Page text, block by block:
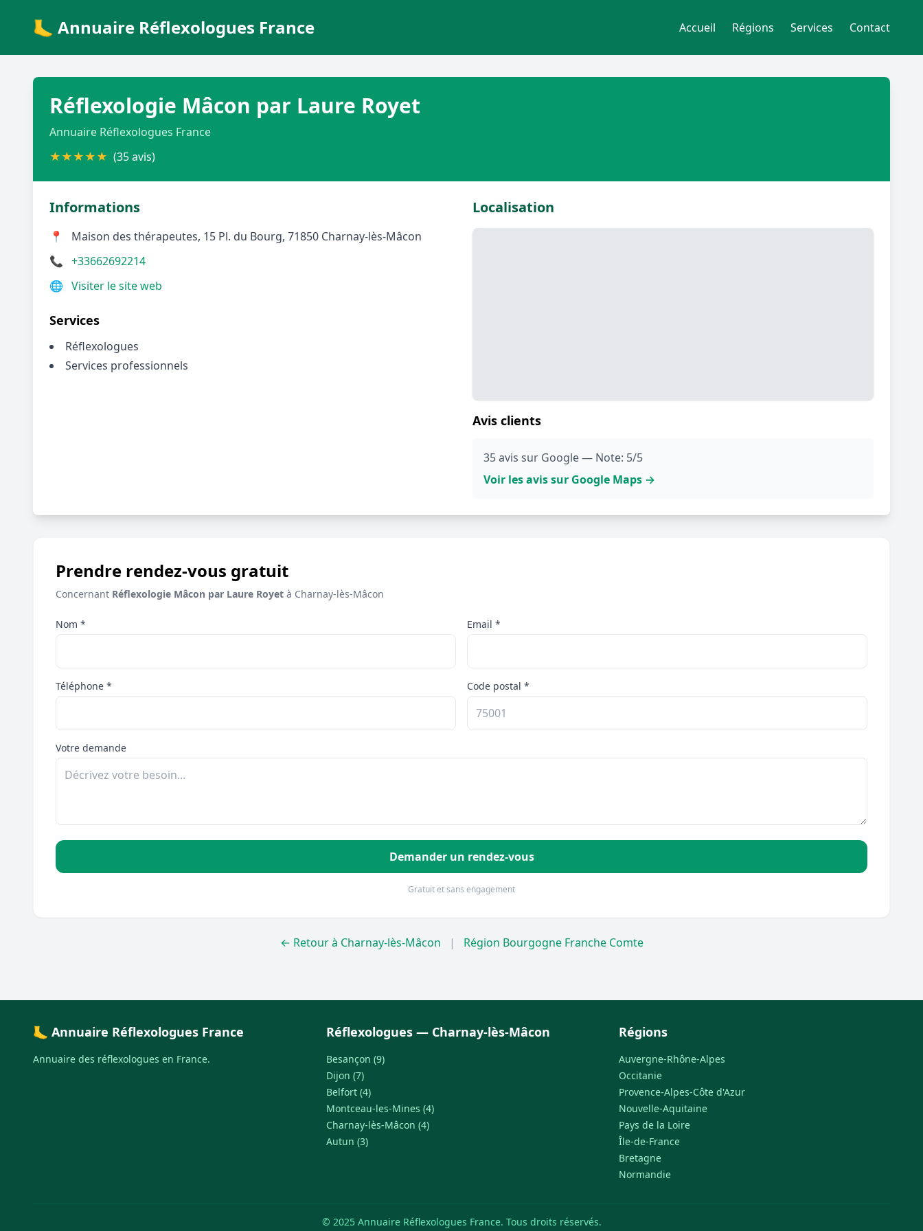
🦶 Annuaire Réflexologues France Accueil Régions Services Contact
Réflexologie Mâcon par Laure Royet
Annuaire Réflexologues France
★★★★★ (35 avis)
Informations
📍
Maison des thérapeutes, 15 Pl. du Bourg, 71850 Charnay-lès-Mâcon
📞 +33662692214
🌐 Visiter le site web
Services
Réflexologues
Services professionnels
Localisation
Avis clients
35 avis sur Google — Note: 5/5
Voir les avis sur Google Maps →
Prendre rendez-vous gratuit
Concernant Réflexologie Mâcon par Laure Royet à Charnay-lès-Mâcon
Nom * Email *
Téléphone * Code postal *
Votre demande
Demander un rendez-vous
Gratuit et sans engagement
← Retour à Charnay-lès-Mâcon | Région Bourgogne Franche Comte
🦶 Annuaire Réflexologues France
Annuaire des réflexologues en France.
Réflexologues — Charnay-lès-Mâcon
Besançon (9)
Dijon (7)
Belfort (4)
Montceau-les-Mines (4)
Charnay-lès-Mâcon (4)
Autun (3)
Régions
Auvergne-Rhône-Alpes
Occitanie
Provence-Alpes-Côte d'Azur
Nouvelle-Aquitaine
Pays de la Loire
Île-de-France
Bretagne
Normandie
© 2025 Annuaire Réflexologues France. Tous droits réservés.